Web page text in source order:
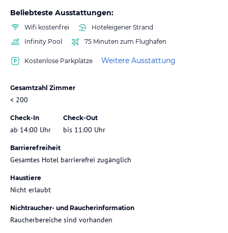
Beliebteste Ausstattungen:
Wifi kostenfrei
Hoteleigener Strand
Infinity Pool
75 Minuten zum Flughafen
Kostenlose Parkplätze Weitere Ausstattung
Gesamtzahl Zimmer
< 200
Check-In
ab 14:00 Uhr
Check-Out
bis 11:00 Uhr
Barrierefreiheit
Gesamtes Hotel barrierefrei zugänglich
Haustiere
Nicht erlaubt
Nichtraucher- und Raucherinformation
Raucherbereiche sind vorhanden